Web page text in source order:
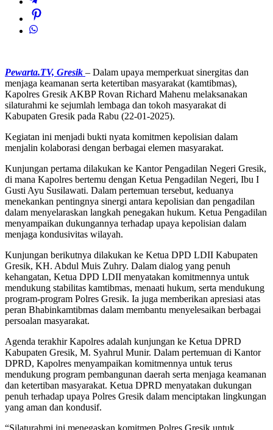
Pewarta.TV, Gresik – Dalam upaya memperkuat sinergitas dan
menjaga keamanan serta ketertiban masyarakat (kamtibmas),
Kapolres Gresik AKBP Rovan Richard Mahenu melaksanakan
silaturahmi ke sejumlah lembaga dan tokoh masyarakat di
Kabupaten Gresik pada Rabu (22-01-2025).
Kegiatan ini menjadi bukti nyata komitmen kepolisian dalam
menjalin kolaborasi dengan berbagai elemen masyarakat.
Kunjungan pertama dilakukan ke Kantor Pengadilan Negeri Gresik,
di mana Kapolres bertemu dengan Ketua Pengadilan Negeri, Ibu I
Gusti Ayu Susilawati. Dalam pertemuan tersebut, keduanya
menekankan pentingnya sinergi antara kepolisian dan pengadilan
dalam menyelaraskan langkah penegakan hukum. Ketua Pengadilan
menyampaikan dukungannya terhadap upaya kepolisian dalam
menjaga kondusivitas wilayah.
Kunjungan berikutnya dilakukan ke Ketua DPD LDII Kabupaten
Gresik, KH. Abdul Muis Zuhry. Dalam dialog yang penuh
kehangatan, Ketua DPD LDII menyatakan komitmennya untuk
mendukung stabilitas kamtibmas, menaati hukum, serta mendukung
program-program Polres Gresik. Ia juga memberikan apresiasi atas
peran Bhabinkamtibmas dalam membantu menyelesaikan berbagai
persoalan masyarakat.
Agenda terakhir Kapolres adalah kunjungan ke Ketua DPRD
Kabupaten Gresik, M. Syahrul Munir. Dalam pertemuan di Kantor
DPRD, Kapolres menyampaikan komitmennya untuk terus
mendukung program pembangunan daerah serta menjaga keamanan
dan ketertiban masyarakat. Ketua DPRD menyatakan dukungan
penuh terhadap upaya Polres Gresik dalam menciptakan lingkungan
yang aman dan kondusif.